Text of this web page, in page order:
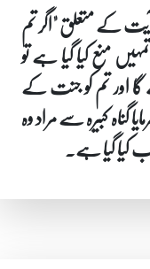
کے متعلق "اگر تم
منع کیا گیا ہے تو
گا اور تم کو جنت کے
کبیرہ سے مراد وہ
کیا گیا ہے۔